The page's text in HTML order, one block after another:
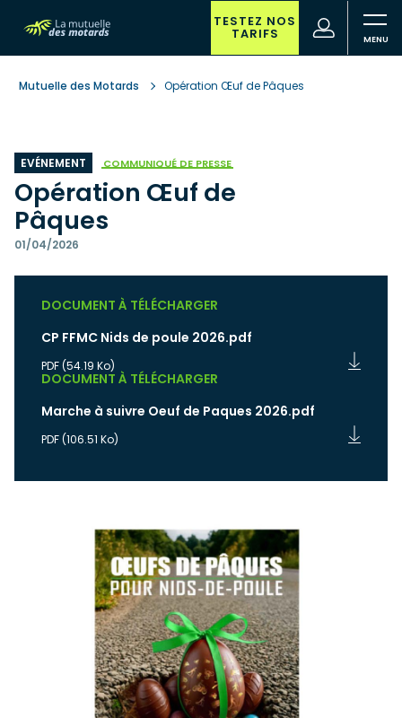
contenu
principal recherche
TESTEZ NOS
TARIFS
(nouvelle
fenêtre)
Mutuelle des Motards Opération Œuf de Pâques
EVÉNEMENT COMMUNIQUÉ DE PRESSE
Opération Œuf de
Pâques
01/04/2026
DOCUMENT À TÉLÉCHARGER
CP FFMC Nids de poule 2026.pdf
PDF(54.19 Ko)
DOCUMENT À TÉLÉCHARGER
Marche à suivre Oeuf de Paques 2026.pdf
PDF(106.51 Ko)